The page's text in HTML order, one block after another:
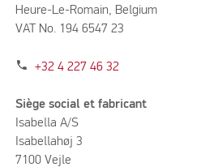
Heure-Le-Romain, Belgium
VAT No. 194 6547 23
phone +32 4 227 46 32
Siège social et fabricant
Isabella A/S
Isabellahøj 3
7100 Vejle